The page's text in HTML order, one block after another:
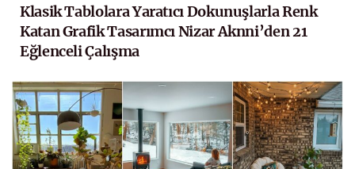
Klasik Tablolara Yaratıcı Dokunuşlarla Renk
Katan Grafik Tasarımcı Nizar Aknni’den 21
Eğlenceli Çalışma